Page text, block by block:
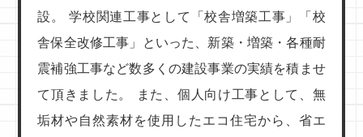
設。 学校関連工事として「校舎増築工事」「校
舎保全改修工事」といった、新築・増築・各種耐
震補強工事など数多くの建設事業の実績を積ませ
て頂きました。 また、個人向け工事として、無
垢材や自然素材を使用したエコ住宅から、省エ